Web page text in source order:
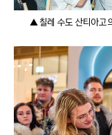
▲ 칠레 수도 산티아고